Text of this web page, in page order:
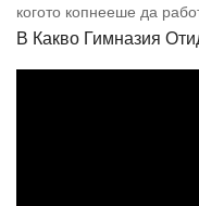
когото копнееше да
В Какво Гимназия